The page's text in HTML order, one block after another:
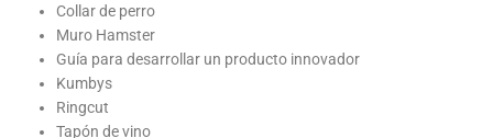
Collar de perro
Muro Hamster
Guía para desarrollar un producto innovador
Kumbys
Ringcut
Tapón de vino